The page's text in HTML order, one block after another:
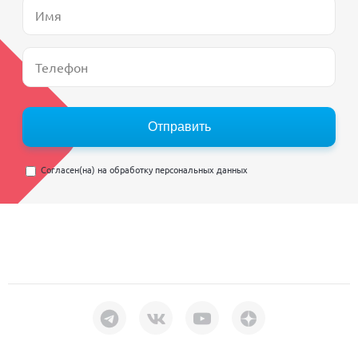
Отправить
Согласен(на) на обработку персональных данных